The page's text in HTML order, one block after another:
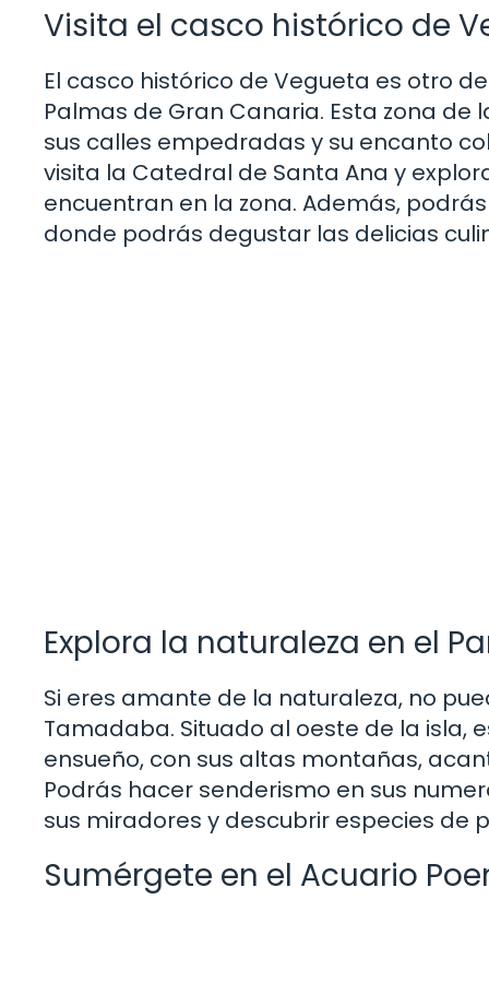
Visita el casco histórico de
El casco histórico de Vegueta es otro
Palmas de Gran Canaria. Esta zona
sus calles empedradas y su encanto
visita la Catedral de Santa Ana y
encuentran en la zona. Además,
donde podrás degustar las delicias
Explora la naturaleza en el
Si eres amante de la naturaleza, no
Tamadaba. Situado al oeste de la isla,
ensueño, con sus altas montañas,
Podrás hacer senderismo en sus
sus miradores y descubrir especies de
Sumérgete en el Acuario